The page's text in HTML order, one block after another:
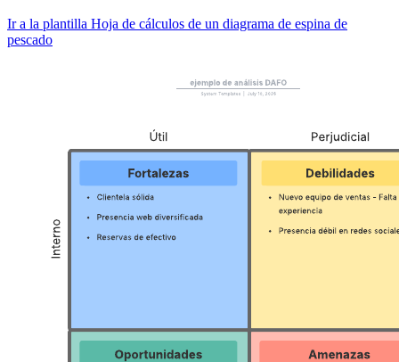
Ir a la plantilla Hoja de cálculos de un diagrama de espina de
pescado